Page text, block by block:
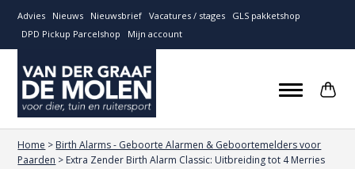
Advies Nieuws Nieuwsbrief Vacatures / stages
GLS pakketshop
DPD Pickup Parcelshop
Mijn account
Home > Birth Alarms - Geboorte Alarmen & Geboortemelders voor
Paarden > Extra Zender Birth Alarm Classic: Uitbreiding tot 4 Merries